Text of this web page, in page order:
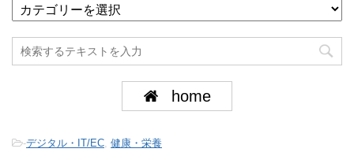
home
-デジタル・IT/EC, 健康・栄養